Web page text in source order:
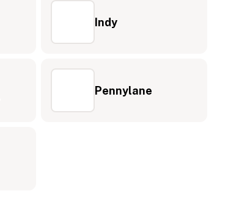
Indy
Pennylane